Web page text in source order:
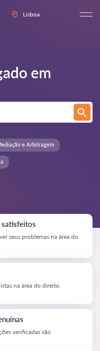
Lisboa
em
e Arbitragem
seus problemas na área do
na área do direito.
verificadas são